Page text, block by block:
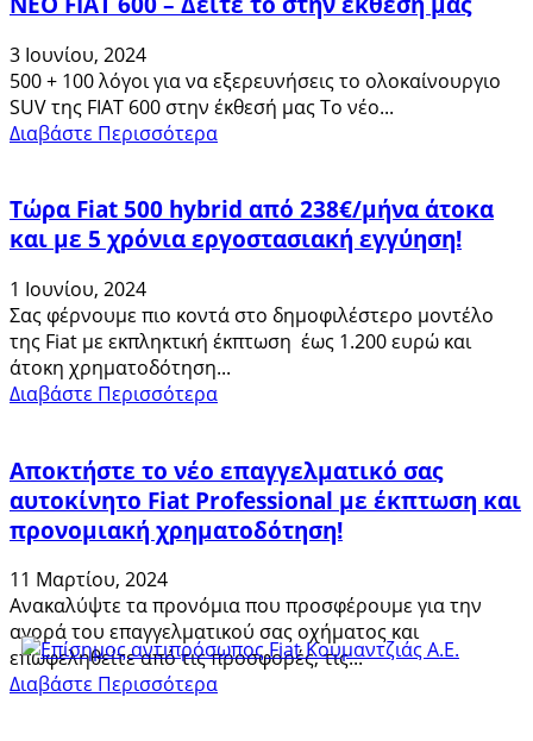
3 Ιουνίου, 2024
500 + 100 λόγοι για να εξερευνήσεις το ολοκαίνουργιο
SUV της FIAT 600 στην έκθεσή μας Το νέο...
Διαβάστε Περισσότερα
Τώρα Fiat 500 hybrid από 238€/μήνα άτοκα
και με 5 χρόνια εργοστασιακή εγγύηση!
1 Ιουνίου, 2024
Σας φέρνουμε πιο κοντά στο δημοφιλέστερο μοντέλο
της Fiat με εκπληκτική έκπτωση έως 1.200 ευρώ και
άτοκη χρηματοδότηση...
Διαβάστε Περισσότερα
Αποκτήστε το νέο επαγγελματικό σας
αυτοκίνητο Fiat Professional με έκπτωση και
προνομιακή χρηματοδότηση!
11 Μαρτίου, 2024
Ανακαλύψτε τα προνόμια που προσφέρουμε για την
αγορά του επαγγελματικού σας οχήματος και
επωφεληθείτε από τις προσφορές, τις...
Διαβάστε Περισσότερα